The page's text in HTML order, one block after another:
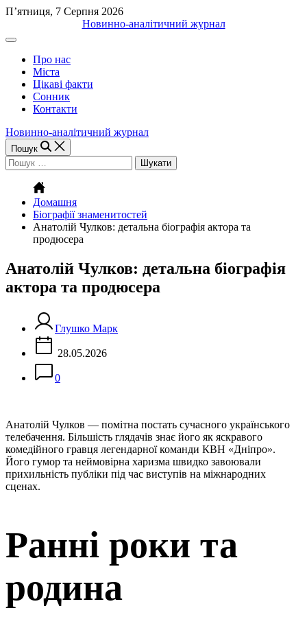
Перейти
вмісту
П’ятниця, 7 Серпня 2026
Новинно-аналітичний журнал
Off
Canvas
(поза
полотном)
Про нас
Міста
Цікаві факти
Сонник
Контакти
Новинно-аналітичний журнал
Пошук
Пошук:
Домашня
Біографії знаменитостей
Анатолій Чулков: детальна біографія актора та
продюсера
Анатолій Чулков: детальна біографія
актора та продюсера
Глушко Марк
28.05.2026
0
Анатолій Чулков — помітна постать сучасного українського
телебачення. Більшість глядачів знає його як яскравого
комедійного гравця легендарної команди КВН «Дніпро».
Його гумор та неймовірна харизма швидко завоювали
прихильність публіки під час виступів на міжнародних
сценах.
Ранні роки та
родина